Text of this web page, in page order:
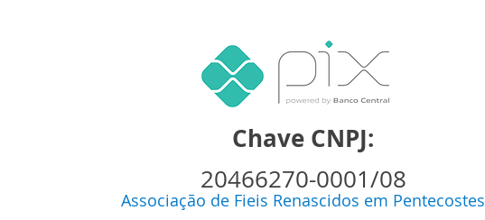
Chave CNPJ:
20466270-0001/08
Associação de Fieis Renascidos em Pentecostes